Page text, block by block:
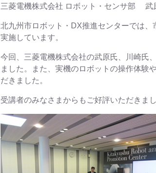
三菱電機株式会社 ロボット・
北九州市ロボット・DX推進センターでは
実施しています。
今回、三菱電機株式会社の武原氏、川崎氏
ました。また、実機のロボットの操作体験
だきました。
受講者のみなさまからもご好評いただきま